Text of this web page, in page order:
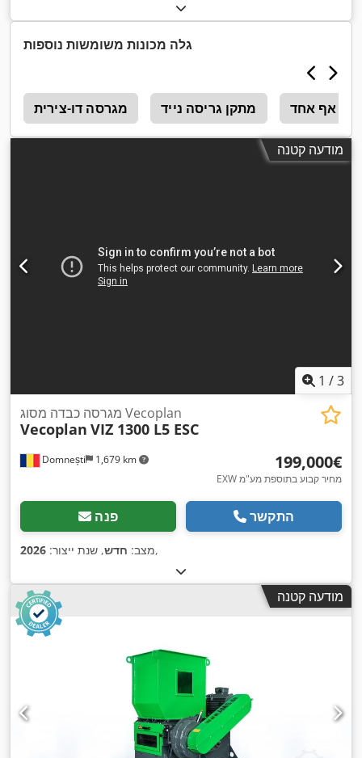
גלה מכונות משומשות נוספות
מגרסה דו-צירית מתקן גריסה נייד אף אחד
מודעה קטנה
1 /3
Domnești 1,679 km
מגרסה כבדה מסוג Vecoplan
Vecoplan VIZ 1300 L5 ESC
‏199,000 ‏€
EXW מחיר קבוע בתוספת מע"מ
פנה התקשר
מצב: חדש, שנת ייצור: 2026 ,
מודעה קטנה